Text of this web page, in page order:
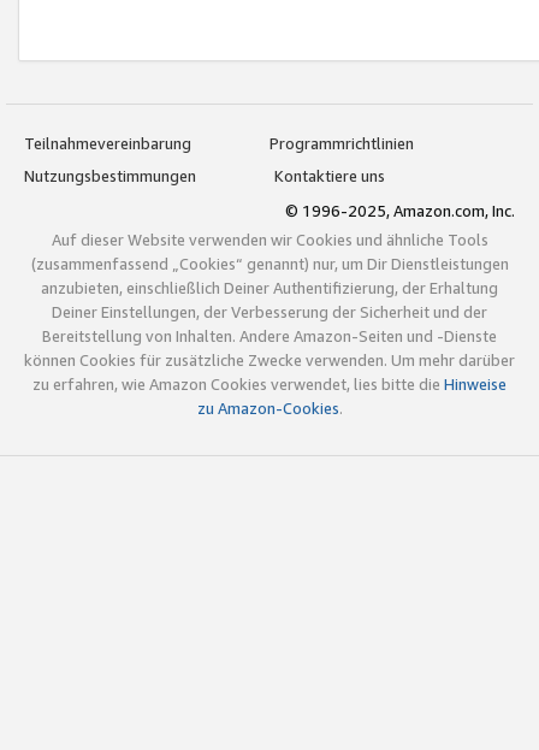
Teilnahmevereinbarung
Programmrichtlinien
Nutzungsbestimmungen
Kontaktiere uns
© 1996-2025, Amazon.com, Inc.
Auf dieser Website verwenden wir Cookies und ähnliche Tools
(zusammenfassend „Cookies“ genannt) nur, um Dir Dienstleistungen
anzubieten, einschließlich Deiner Authentifizierung, der Erhaltung
Deiner Einstellungen, der Verbesserung der Sicherheit und der
Bereitstellung von Inhalten. Andere Amazon-Seiten und -Dienste
können Cookies für zusätzliche Zwecke verwenden. Um mehr darüber
zu erfahren, wie Amazon Cookies verwendet, lies bitte die Hinweise
zu Amazon-Cookies.